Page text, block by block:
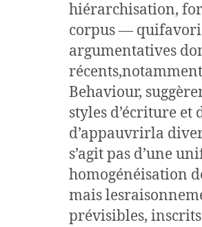
hiérarchisation,
corpus —
argumentatives
Behaviour,
styles d’écriture et
d’appauvrirla
s’agit pas d’une
homogénéisation
mais
prévisibles,